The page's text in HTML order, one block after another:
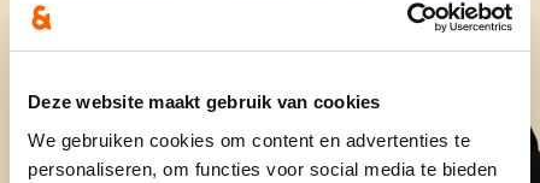
Deze website maakt gebruik van cookies
We gebruiken cookies om content en advertenties te
personaliseren, om functies voor social media te bieden